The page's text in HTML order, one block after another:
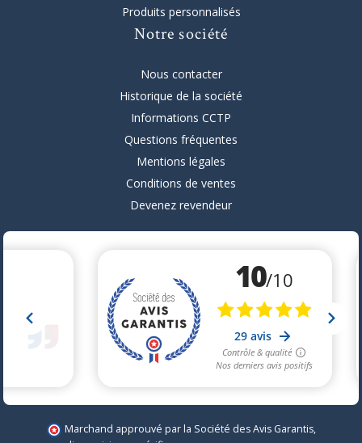
Produits personnalisés
Notre société
Nous contacter
Historique de la société
Informations CCTP
Questions fréquentes
Mentions légales
Conditions de ventes
Devenez revendeur
Marchand approuvé par la Société des Avis Garantis,